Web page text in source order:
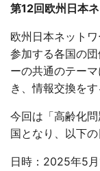
第12回欧州日本
欧州日本ネット
参加する各国の
ーの共通のテー
き、情報交換を
今回は「高齢化
国となり、以下
日時：2025年5